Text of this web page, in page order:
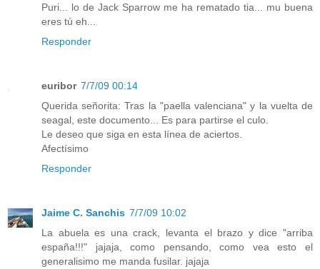
Puri... lo de Jack Sparrow me ha rematado tia... mu buena
eres tú eh...
Responder
euribor 7/7/09 00:14
Querida señorita: Tras la "paella valenciana" y la vuelta de
seagal, este documento... Es para partirse el culo.
Le deseo que siga en esta línea de aciertos.
Afectísimo
Responder
Jaime C. Sanchis 7/7/09 10:02
La abuela es una crack, levanta el brazo y dice "arriba
españa!!!" jajaja, como pensando, como vea esto el
generalisimo me manda fusilar. jajaja